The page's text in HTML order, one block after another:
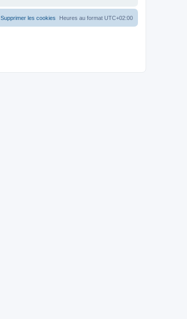
Heures au format UTC+02:00
Supprimer les cookies